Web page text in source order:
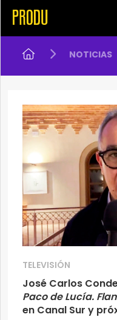
NOTICIAS
TELEVISIÓN
José Carlos
Paco de Lucía.
en Canal Sur y